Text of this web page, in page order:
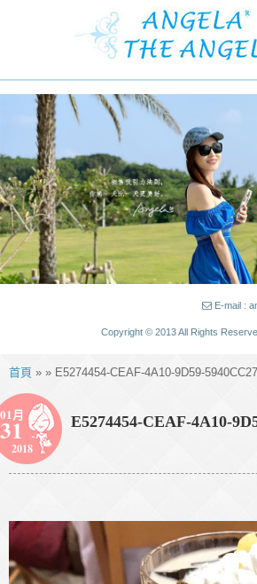
E-mail :
Copyright © 2013 All Rights
首頁 » » E5274454-CEAF-4A10-9D59-
01月
31
2018
E5274454-CEAF-4A10-